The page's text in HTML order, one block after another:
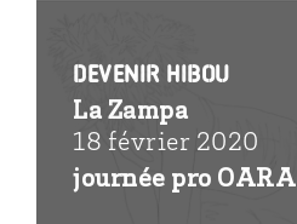
Devenir hibou
La Zampa
18 février 2020
journée pro OARA